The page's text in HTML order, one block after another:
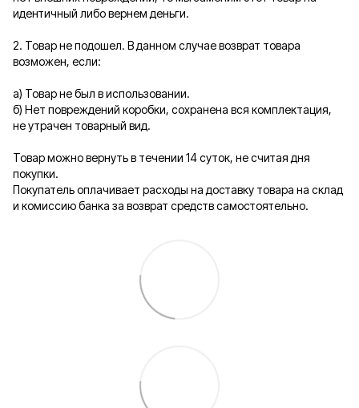
идентичный либо вернем деньги.
2. Товар не подошел. В данном случае возврат товара
возможен, если:
а) Товар не был в использовании.
б) Нет повреждений коробки, сохранена вся комплектация,
не утрачен товарный вид.
Товар можно вернуть в течении 14 суток, не считая дня
покупки.
Покупатель оплачивает расходы на доставку товара на склад
и комиссию банка за возврат средств самостоятельно.